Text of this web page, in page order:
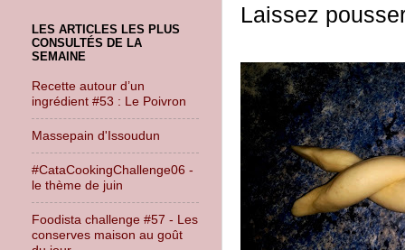
Laissez
LES ARTICLES LES PLUS
CONSULTÉS DE LA
SEMAINE
Recette autour d’un
ingrédient #53 : Le Poivron
Massepain d'Issoudun
#CataCookingChallenge06 -
le thème de juin
Foodista challenge #57 - Les
conserves maison au goût